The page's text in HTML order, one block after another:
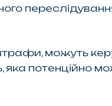
можуть
яка потенційно